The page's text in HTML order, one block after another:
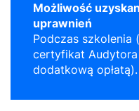
Możliwość
uprawnień
Podczas szkolenia
certyfikat
dodatkową opłatą).